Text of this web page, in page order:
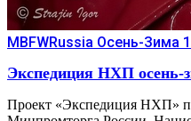
MBFWRussia Осень-Зима
Экспедиция НХП осень-
Проект «Экспедиция НХП»